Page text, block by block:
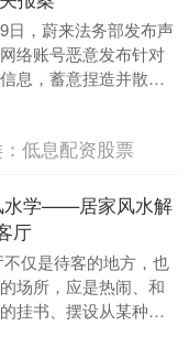
日，蔚来法务部发布声
络账号恶意发布针对
息，蓄意捏造并散
操纵黑公关”、“雇佣
低息配资股票
水学——居家风水解
厅
仅是待客的地方，也
场所，应是热闹、和
挂书、摆设从某种程
象征。客厅的方位尤